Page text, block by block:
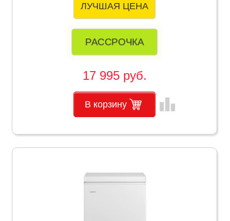
ЛУЧШАЯ ЦЕНА
РАССРОЧКА
17 995 руб.
В корзину leaderboard